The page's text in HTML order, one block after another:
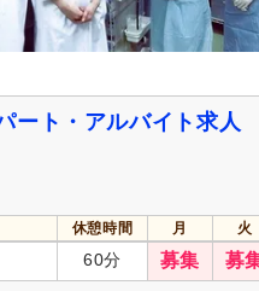
ート・アルバイト求人
休憩時間 月 火
60分 募集 募